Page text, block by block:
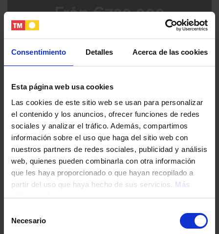
Consentimiento Detalles Acerca de las cookies
Esta página web usa cookies
Las cookies de este sitio web se usan para personalizar
el contenido y los anuncios, ofrecer funciones de redes
sociales y analizar el tráfico. Además, compartimos
información sobre el uso que haga del sitio web con
nuestros partners de redes sociales, publicidad y análisis
web, quienes pueden combinarla con otra información
que les haya proporcionado o que hayan recopilado a
partir del uso que haya hecho de sus servicios. Más
información
Necesario
Från €720.000
Läs mer